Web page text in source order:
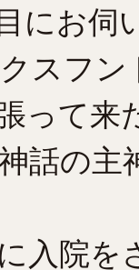
にお伺
スフ
って来
話の主
入院を